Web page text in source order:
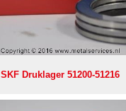
SKF Druklager 51200-51216